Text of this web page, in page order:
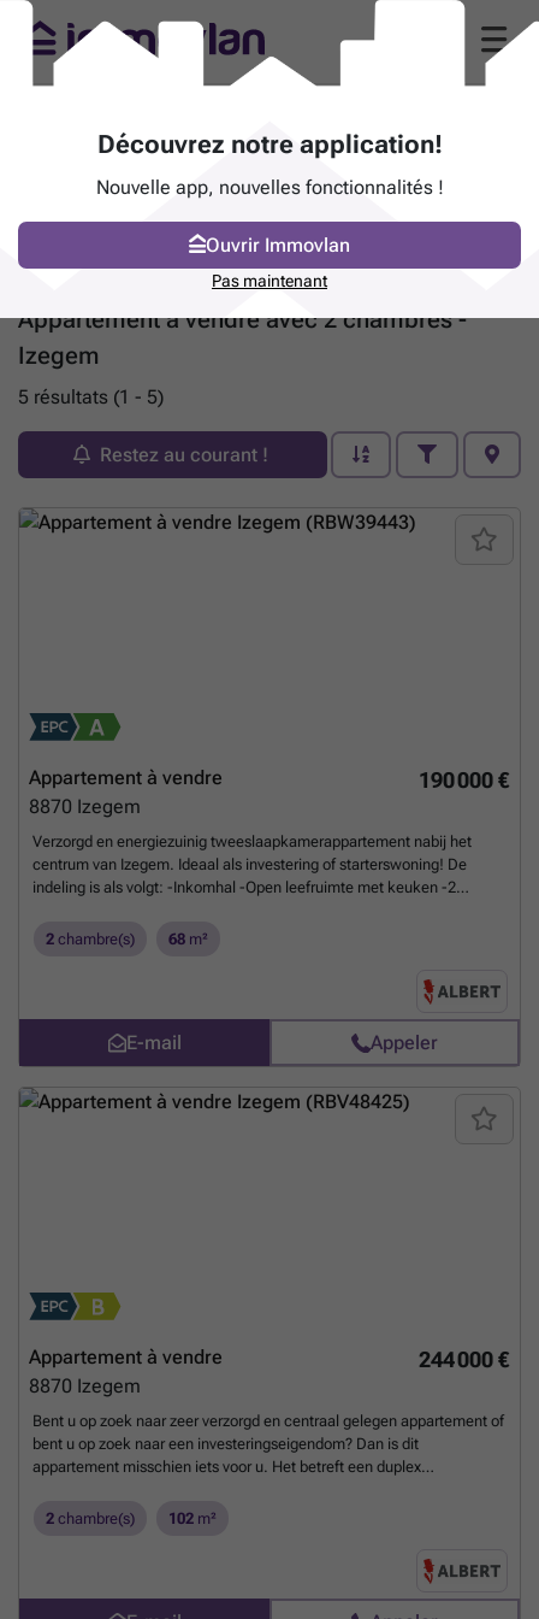
Appartement à vendre avec 2 chambres -
Izegem
5 résultats (1 - 5)
Restez au courant !
190 000 €
Appartement à vendre
8870 Izegem
Verzorgd en energiezuinig tweeslaapkamerappartement nabij het
centrum van Izegem. Ideaal als investering of starterswoning! De
indeling is als volgt: -Inkomhal -Open leefruimte met keuken -2
berging in de kelder Extra pluspunten: -Energiezuinige woning -Dicht
garage of staanplaats in de residentie. Plan snel uw bezoek in via
2 chambre(s) 68 m²
E-mail Appeler
244 000 €
Appartement à vendre
8870 Izegem
Bent u op zoek naar zeer verzorgd en centraal gelegen appartement of
bent u op zoek naar een investeringseigendom? Dan is dit
appartement misschien iets voor u. Het betreft een duplex
appartement heeft een een bewoonbare oppervlakte van maar liefst
en lichtrijke leefruimte met terrasje, de geïnstalleerde praktische
keuken met aparte eethoek (die zeker ook als bureelruimte of
speelruimte kan dienst doen), de zeer ruime berging (met aansluiting
2 chambre(s) 102 m²
Découvrez notre application!
Nouvelle app, nouvelles fonctionnalités !
Ouvrir Immovlan
Pas maintenant